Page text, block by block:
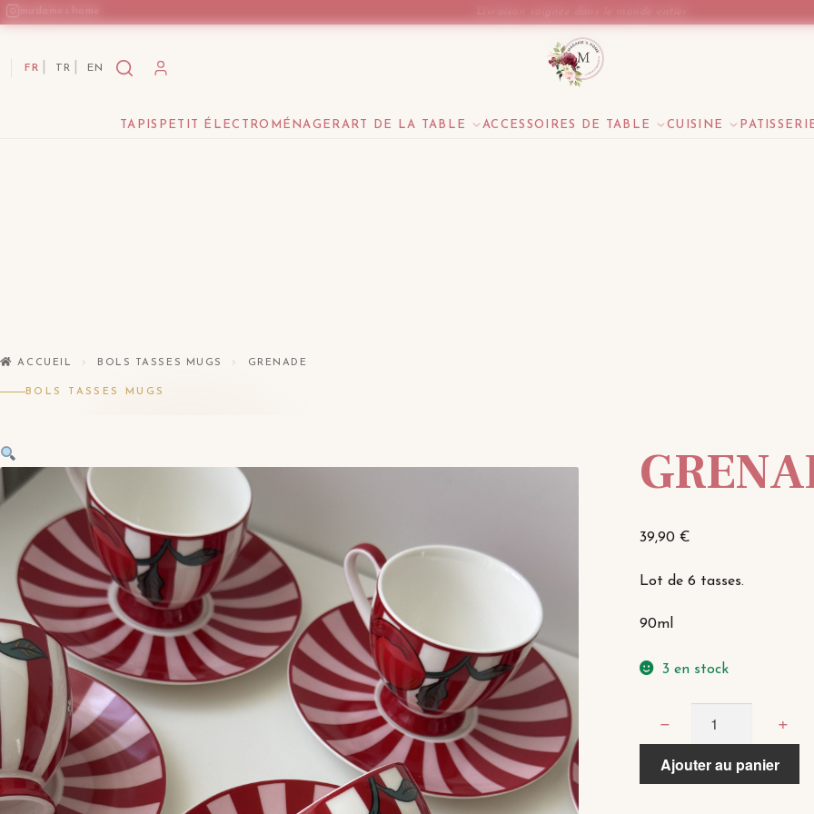
Allermadames.home
FR TR EN
TAPIS PETIT ÉLECTROMÉNAGERART DE LA TABLE ACCESSOIRES DE TABLE CUISINE
ACCUEIL BOLS TASSES MUGS GRENADE
BOLS TASSES MUGS
39,90 €
Lot de 6 tasses.
90ml
3 en stock
GRENADE
− +
Ajouter au panier